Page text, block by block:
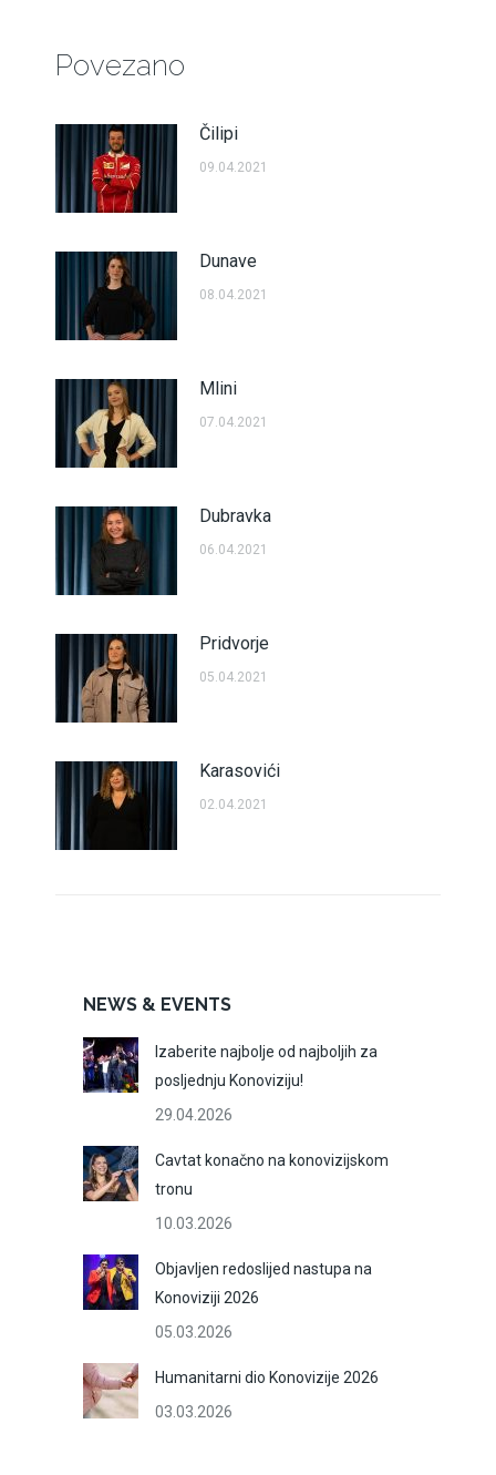
Povezano
Čilipi
09.04.2021
Dunave
08.04.2021
Mlini
07.04.2021
Dubravka
06.04.2021
Pridvorje
05.04.2021
Karasovići
02.04.2021
NEWS & EVENTS
Izaberite najbolje od najboljih za
posljednju Konoviziju!
29.04.2026
Cavtat konačno na konovizijskom
tronu
10.03.2026
Objavljen redoslijed nastupa na
Konoviziji 2026
05.03.2026
Humanitarni dio Konovizije 2026
03.03.2026